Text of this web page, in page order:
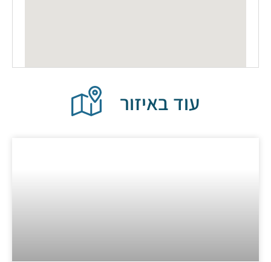
עוד באיזור